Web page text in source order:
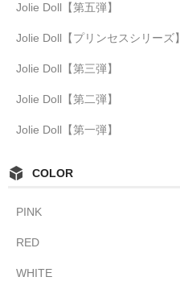
Jolie Doll【第五弾】
Jolie Doll【プリンセスシリーズ】
Jolie Doll【第三弾】
Jolie Doll【第二弾】
Jolie Doll【第一弾】
COLOR
PINK
RED
WHITE